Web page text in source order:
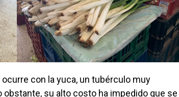
con la yuca, un tubérculo muy
su alto costo ha impedido que se